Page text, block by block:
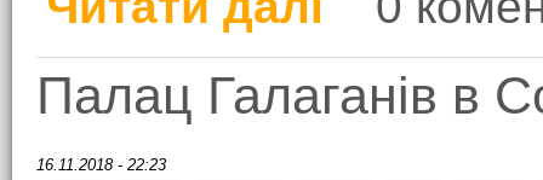
Палац Галаганів в
16.11.2018 - 22:23